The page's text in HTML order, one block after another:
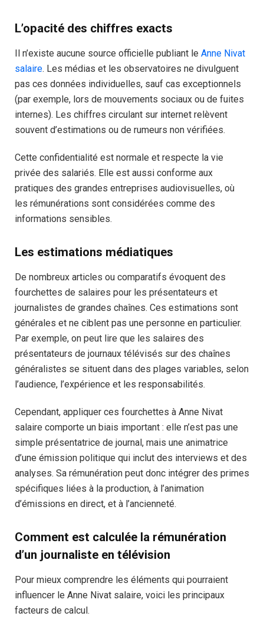
L’opacité des chiffres exacts
Il n’existe aucune source officielle publiant le Anne Nivat
salaire. Les médias et les observatoires ne divulguent
pas ces données individuelles, sauf cas exceptionnels
(par exemple, lors de mouvements sociaux ou de fuites
internes). Les chiffres circulant sur internet relèvent
souvent d’estimations ou de rumeurs non vérifiées.
Cette confidentialité est normale et respecte la vie
privée des salariés. Elle est aussi conforme aux
pratiques des grandes entreprises audiovisuelles, où
les rémunérations sont considérées comme des
informations sensibles.
Les estimations médiatiques
De nombreux articles ou comparatifs évoquent des
fourchettes de salaires pour les présentateurs et
journalistes de grandes chaînes. Ces estimations sont
générales et ne ciblent pas une personne en particulier.
Par exemple, on peut lire que les salaires des
présentateurs de journaux télévisés sur des chaînes
généralistes se situent dans des plages variables, selon
l’audience, l’expérience et les responsabilités.
Cependant, appliquer ces fourchettes à Anne Nivat
salaire comporte un biais important : elle n’est pas une
simple présentatrice de journal, mais une animatrice
d’une émission politique qui inclut des interviews et des
analyses. Sa rémunération peut donc intégrer des primes
spécifiques liées à la production, à l’animation
d’émissions en direct, et à l’ancienneté.
Comment est calculée la rémunération
d’un journaliste en télévision
Pour mieux comprendre les éléments qui pourraient
influencer le Anne Nivat salaire, voici les principaux
facteurs de calcul.